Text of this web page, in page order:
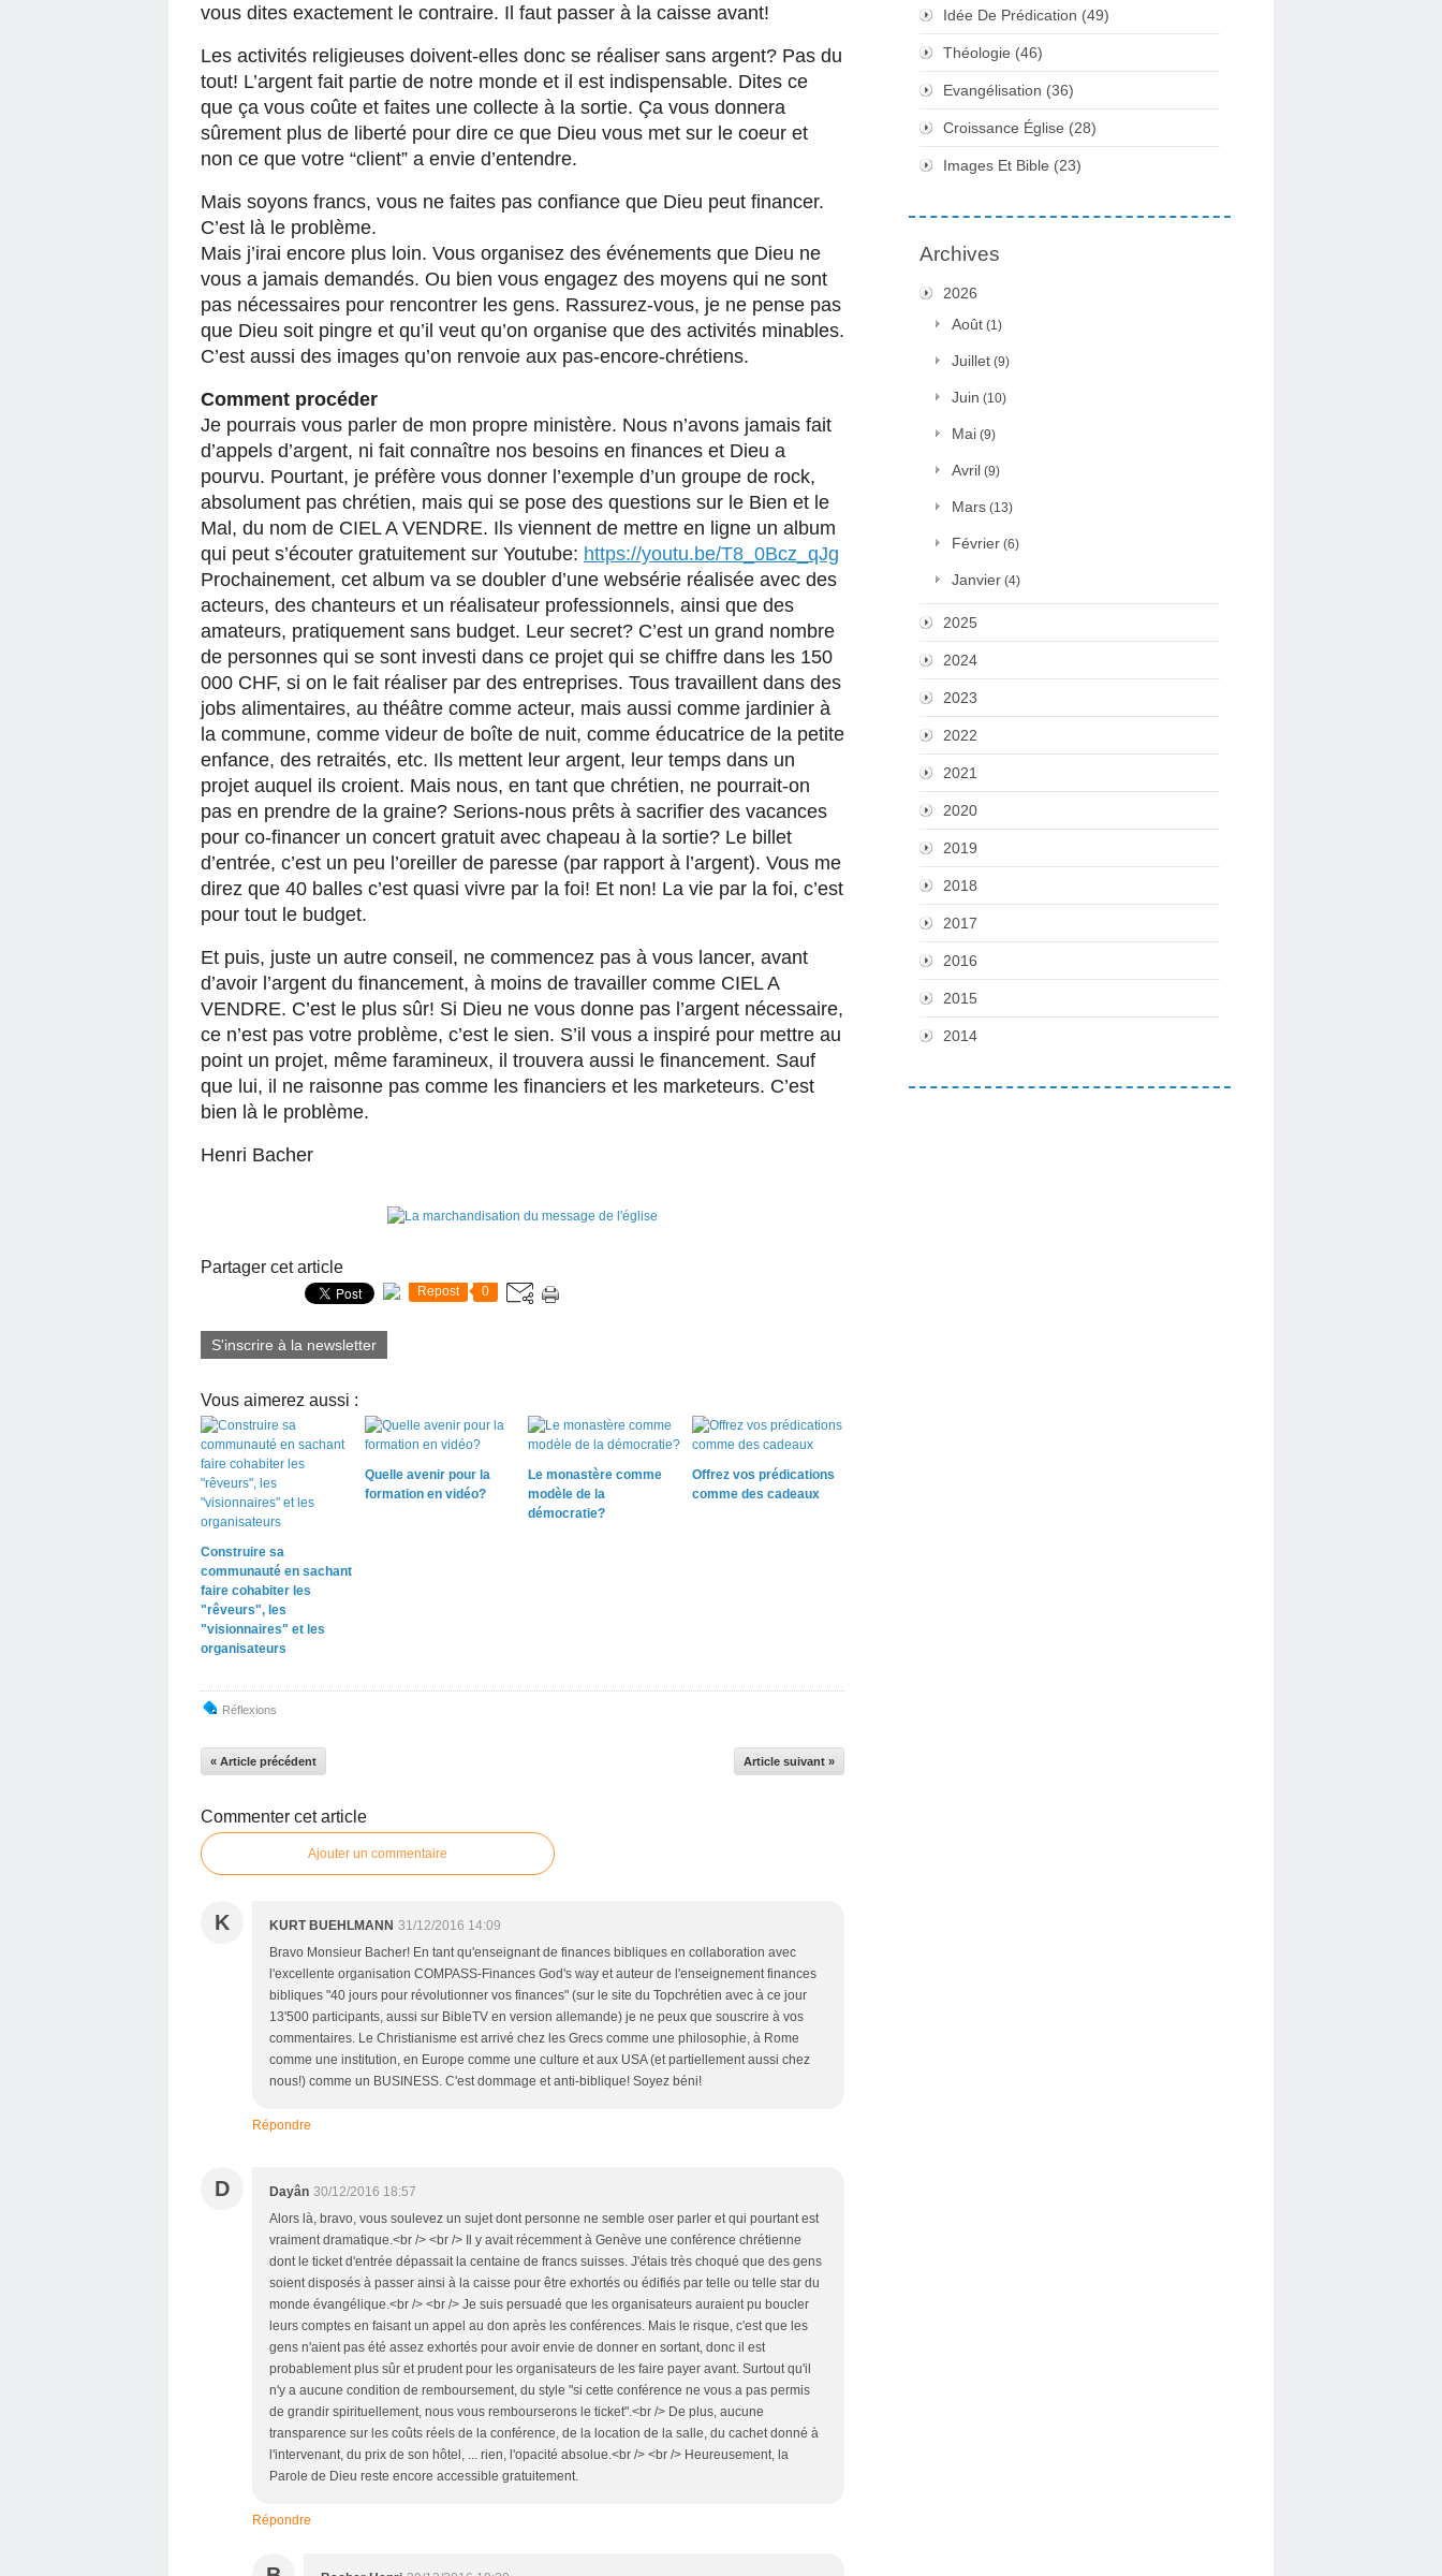
vous dites exactement le contraire. Il faut passer à la caisse avant!
Les activités religieuses doivent-elles donc se réaliser sans argent? Pas du
tout! L’argent fait partie de notre monde et il est indispensable. Dites ce
que ça vous coûte et faites une collecte à la sortie. Ça vous donnera
sûrement plus de liberté pour dire ce que Dieu vous met sur le coeur et
non ce que votre “client” a envie d’entendre.
Mais soyons francs, vous ne faites pas confiance que Dieu peut financer.
C’est là le problème.
Mais j’irai encore plus loin. Vous organisez des événements que Dieu ne
vous a jamais demandés. Ou bien vous engagez des moyens qui ne sont
pas nécessaires pour rencontrer les gens. Rassurez-vous, je ne pense pas
que Dieu soit pingre et qu’il veut qu’on organise que des activités minables.
C’est aussi des images qu’on renvoie aux pas-encore-chrétiens.
Comment procéder
Je pourrais vous parler de mon propre ministère. Nous n’avons jamais fait
d’appels d’argent, ni fait connaître nos besoins en finances et Dieu a
pourvu. Pourtant, je préfère vous donner l’exemple d’un groupe de rock,
absolument pas chrétien, mais qui se pose des questions sur le Bien et le
Mal, du nom de CIEL A VENDRE. Ils viennent de mettre en ligne un album
qui peut s’écouter gratuitement sur Youtube: https://youtu.be/T8_0Bcz_qJg
Prochainement, cet album va se doubler d’une websérie réalisée avec des
acteurs, des chanteurs et un réalisateur professionnels, ainsi que des
amateurs, pratiquement sans budget. Leur secret? C’est un grand nombre
de personnes qui se sont investi dans ce projet qui se chiffre dans les 150
000 CHF, si on le fait réaliser par des entreprises. Tous travaillent dans des
jobs alimentaires, au théâtre comme acteur, mais aussi comme jardinier à
la commune, comme videur de boîte de nuit, comme éducatrice de la petite
enfance, des retraités, etc. Ils mettent leur argent, leur temps dans un
projet auquel ils croient. Mais nous, en tant que chrétien, ne pourrait-on
pas en prendre de la graine? Serions-nous prêts à sacrifier des vacances
pour co-financer un concert gratuit avec chapeau à la sortie? Le billet
d’entrée, c’est un peu l’oreiller de paresse (par rapport à l’argent). Vous me
direz que 40 balles c’est quasi vivre par la foi! Et non! La vie par la foi, c’est
pour tout le budget.
Et puis, juste un autre conseil, ne commencez pas à vous lancer, avant
d’avoir l’argent du financement, à moins de travailler comme CIEL A
VENDRE. C’est le plus sûr! Si Dieu ne vous donne pas l’argent nécessaire,
ce n’est pas votre problème, c’est le sien. S’il vous a inspiré pour mettre au
point un projet, même faramineux, il trouvera aussi le financement. Sauf
que lui, il ne raisonne pas comme les financiers et les marketeurs. C’est
bien là le problème.
Henri Bacher
Partager cet article
Repost 0
S'inscrire à la newsletter
Vous aimerez aussi :
Construire sa
communauté en sachant
faire cohabiter les
"rêveurs", les
"visionnaires" et les
organisateurs
Quelle avenir pour la
formation en vidéo?
Le monastère comme
modèle de la
démocratie?
Offrez vos prédications
comme des cadeaux
Réflexions
« Article précédent Article suivant »
Commenter cet article
Ajouter un commentaire
K KURT BUEHLMANN 31/12/2016 14:09
Bravo Monsieur Bacher! En tant qu'enseignant de finances bibliques en collaboration avec
l'excellente organisation COMPASS-Finances God's way et auteur de l'enseignement finances
bibliques "40 jours pour révolutionner vos finances" (sur le site du Topchrétien avec à ce jour
13'500 participants, aussi sur BibleTV en version allemande) je ne peux que souscrire à vos
commentaires. Le Christianisme est arrivé chez les Grecs comme une philosophie, à Rome
comme une institution, en Europe comme une culture et aux USA (et partiellement aussi chez
nous!) comme un BUSINESS. C'est dommage et anti-biblique! Soyez béni!
Répondre
D Dayân 30/12/2016 18:57
Alors là, bravo, vous soulevez un sujet dont personne ne semble oser parler et qui pourtant est
vraiment dramatique.<br /> <br /> Il y avait récemment à Genève une conférence chrétienne
dont le ticket d'entrée dépassait la centaine de francs suisses. J'étais très choqué que des gens
soient disposés à passer ainsi à la caisse pour être exhortés ou édifiés par telle ou telle star du
monde évangélique.<br /> <br /> Je suis persuadé que les organisateurs auraient pu boucler
leurs comptes en faisant un appel au don après les conférences. Mais le risque, c'est que les
gens n'aient pas été assez exhortés pour avoir envie de donner en sortant, donc il est
probablement plus sûr et prudent pour les organisateurs de les faire payer avant. Surtout qu'il
n'y a aucune condition de remboursement, du style "si cette conférence ne vous a pas permis
de grandir spirituellement, nous vous rembourserons le ticket".<br /> De plus, aucune
transparence sur les coûts réels de la conférence, de la location de la salle, du cachet donné à
l'intervenant, du prix de son hôtel, ... rien, l'opacité absolue.<br /> <br /> Heureusement, la
Parole de Dieu reste encore accessible gratuitement.
Répondre
Idée De Prédication (49)
Théologie (46)
Evangélisation (36)
Croissance Église (28)
Images Et Bible (23)
Archives
2026
Août (1)
Juillet (9)
Juin (10)
Mai (9)
Avril (9)
Mars (13)
Février (6)
Janvier (4)
2025
2024
2023
2022
2021
2020
2019
2018
2017
2016
2015
2014